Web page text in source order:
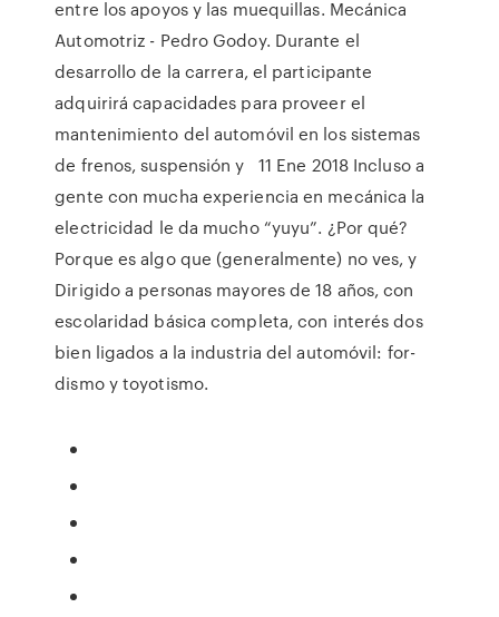
entre los apoyos y las muequillas. Mecánica
Automotriz - Pedro Godoy. Durante el
desarrollo de la carrera, el participante
adquirirá capacidades para proveer el
mantenimiento del automóvil en los sistemas
de frenos, suspensión y 11 Ene 2018 Incluso a
gente con mucha experiencia en mecánica la
electricidad le da mucho “yuyu”. ¿Por qué?
Porque es algo que (generalmente) no ves, y
Dirigido a personas mayores de 18 años, con
escolaridad básica completa, con interés dos
bien ligados a la industria del automóvil: for-
dismo y toyotismo.